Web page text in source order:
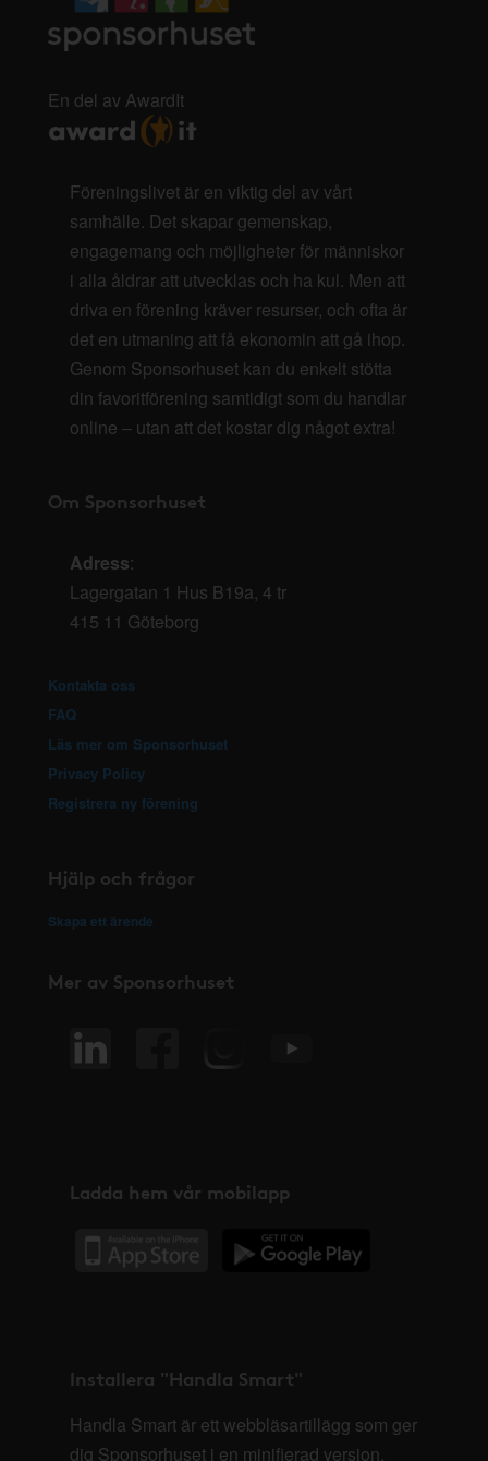
En del av AwardIt
Föreningslivet är en viktig del av vårt
samhälle. Det skapar gemenskap,
engagemang och möjligheter för människor
i alla åldrar att utvecklas och ha kul. Men att
driva en förening kräver resurser, och ofta är
det en utmaning att få ekonomin att gå ihop.
Genom Sponsorhuset kan du enkelt stötta
din favoritförening samtidigt som du handlar
online – utan att det kostar dig något extra!
Om Sponsorhuset
Adress:
Lagergatan 1 Hus B19a, 4 tr
415 11 Göteborg
Kontakta oss
FAQ
Läs mer om Sponsorhuset
Privacy Policy
Registrera ny förening
Hjälp och frågor
Skapa ett ärende
Mer av Sponsorhuset
Ladda hem vår mobilapp
Installera "Handla Smart"
Handla Smart är ett webbläsartillägg som ger
dig Sponsorhuset i en minifierad version,